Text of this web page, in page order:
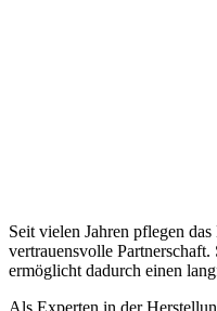
Seit vielen Jahren pflegen
vertrauensvolle
ermöglicht dadurch einen
Als Experten in der